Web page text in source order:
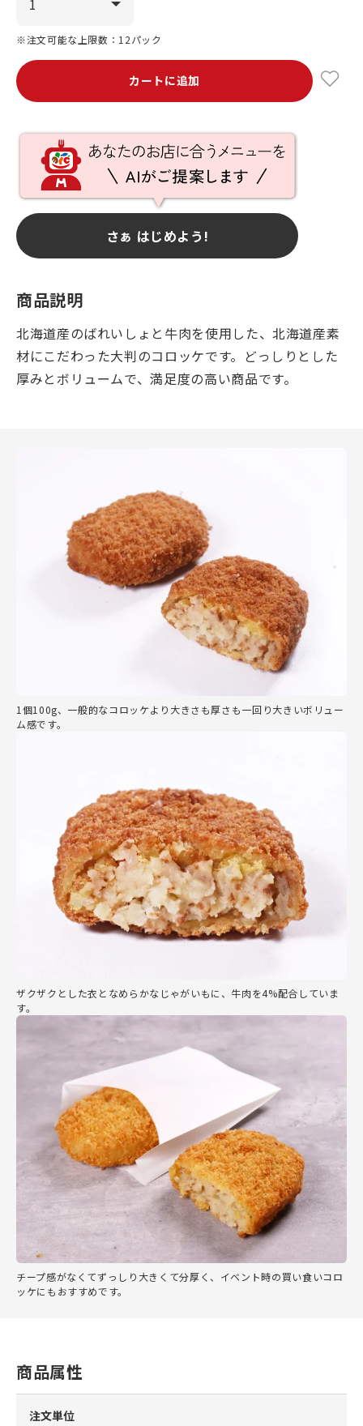
※注文可能な上限数：12パック
カートに追加
さぁ はじめよう!
商品説明
北海道産のばれいしょと牛肉を使用した、北海道産素
材にこだわった大判のコロッケです。どっしりとした
厚みとボリュームで、満足度の高い商品です。
1個100g、一般的なコロッケより大きさも厚さも一回り大きいボリュー
ム感です。
ザクザクとした衣となめらかなじゃがいもに、牛肉を4%配合していま
す。
チープ感がなくてずっしり大きくて分厚く、イベント時の買い食いコロ
ッケにもおすすめです。
商品属性
注文単位